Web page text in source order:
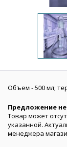
Объем - 500 мл;
Предложение
Товар может
указанной.
менеджера